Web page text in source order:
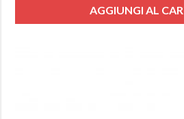
AGGIUNGI AL